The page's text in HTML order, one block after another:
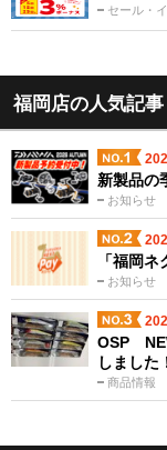
セール・
福岡店の人気記事
お知らせ
新製品
お知らせ
「福岡
商品情報
OSP
しまし